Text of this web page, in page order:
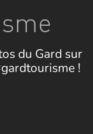
du Gard sur
!